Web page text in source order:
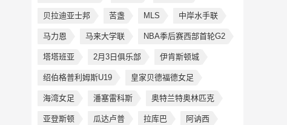
贝拉迪亚士邦 苦盏 MLS 中岸水手联
马力恩 马来大学联 NBA季后赛西部首轮G2
塔塔班亚 2月3日俱乐部 伊肯斯顿城
绍伯格普利姆斯U19 皇家贝德福德女足
海湾女足 潘塞雷科斯 奥特兰特奥林匹克
亚登斯顿 瓜达卢普 拉库巴 阿讷西